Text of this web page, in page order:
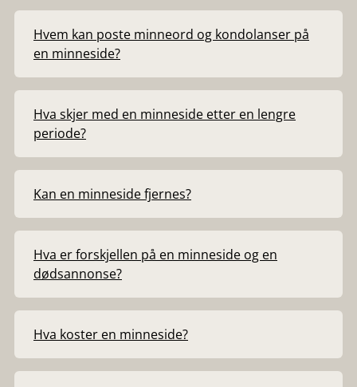
Hvem kan poste minneord og kondolanser på
en minneside?
Hva skjer med en minneside etter en lengre
periode?
Kan en minneside fjernes?
Hva er forskjellen på en minneside og en
dødsannonse?
Hva koster en minneside?